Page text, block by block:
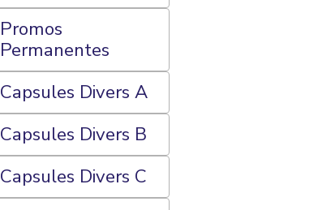
Promos
Permanentes
Capsules Divers A
Capsules Divers B
Capsules Divers C